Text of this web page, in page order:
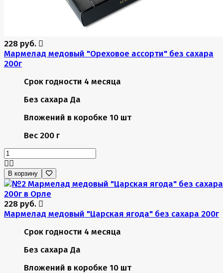
228 руб.
Мармелад медовый "Ореховое ассорти" без сахара
200г
Срок годности 4 месяца
Без сахара Да
Вложений в коробке 10 шт
Вес 200 г
В корзину
228 руб.
Мармелад медовый "Царская ягода" без сахара 200г
Срок годности 4 месяца
Без сахара Да
Вложений в коробке 10 шт